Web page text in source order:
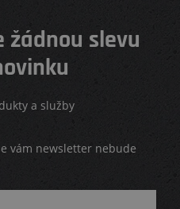
žádnou slevu
a služby
vám newsletter nebude